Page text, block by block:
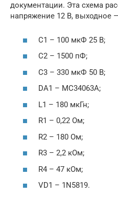
документации. Эта схема
напряжение 12 В, выходное
C1 – 100 мкФ 25 В;
C2 – 1500 пФ;
C3 – 330 мкФ 50 В;
DA1 – MC34063A;
L1 – 180 мкГн;
R1 – 0,22 Ом;
R2 – 180 Ом;
R3 – 2,2 кОм;
R4 – 47 кОм;
VD1 – 1N5819.